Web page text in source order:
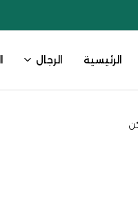
الرئيسية الرجال